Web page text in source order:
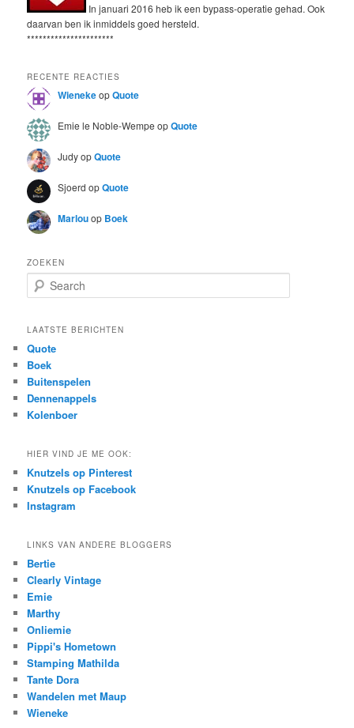
In januari 2016 heb ik een bypass-operatie gehad. Ook
daarvan ben ik inmiddels goed hersteld.
**********************
RECENTE REACTIES
WienekeopQuote
Emie le Noble-Wempe opQuote
JudyopQuote
Sjoerd opQuote
Marlouop Boek
ZOEKEN
e
r
h
LAATSTE BERICHTEN
Quote
Boek
Buitenspelen
Dennenappels
Kolenboer
HIER VIND JE ME OOK:
Knutzels op Pinterest
Knutzels op Facebook
Instagram
LINKS VAN ANDERE BLOGGERS
Bertie
Clearly Vintage
Emie
Marthy
Onliemie
Pippi's Hometown
Stamping Mathilda
Tante Dora
Wandelen met Maup
Wieneke